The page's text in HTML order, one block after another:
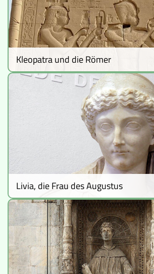
Kleopatra und die Römer
Livia, die Frau des Augustus